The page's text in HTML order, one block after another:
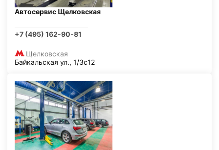
Автосервис Щелковская
+7 (495) 162-90-81
Щелковская
Байкальская ул., 1/3с12